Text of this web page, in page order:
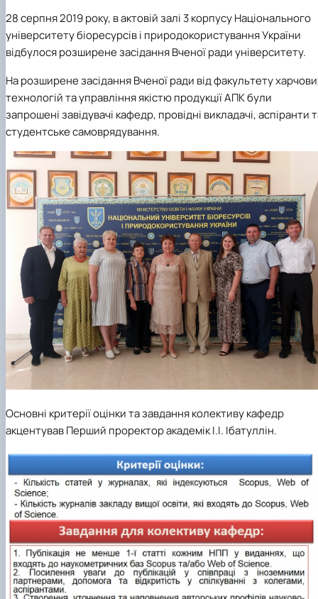
28 серпня 2019 року, в актовій залі 3 корпусу Національного
університету біоресурсів і природокористування України
відбулося розширене засідання Вченої ради університету.
На розширене засідання Вченої ради від факультету
технологій та управління якістю продукції АПК були
запрошені завідувачі кафедр, провідні викладачі, аспіранти
студентське самоврядування.
Основні критерії оцінки та завдання колективу кафедр
акцентував Перший проректор академік І.І. Ібатуллін.